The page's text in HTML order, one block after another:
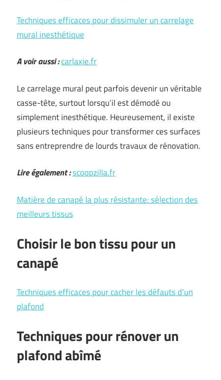
Techniques efficaces pour dissimuler un carrelage
mural inesthétique
A voir aussi :carlaxie.fr
Le carrelage mural peut parfois devenir un véritable
casse-tête, surtout lorsqu’il est démodé ou
simplement inesthétique. Heureusement, il existe
plusieurs techniques pour transformer ces surfaces
sans entreprendre de lourds travaux de rénovation.
Lire également :scoopzilla.fr
Matière de canapé la plus résistante: sélection des
meilleurs tissus
Choisir le bon tissu pour un
canapé
Techniques efficaces pour cacher les défauts d’un
plafond
Techniques pour rénover un
plafond abîmé